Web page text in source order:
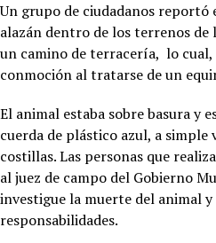
Un grupo de ciudadanos
alazán dentro de los terrenos de
un camino de terracería, lo cual,
conmoción al tratarse de un
El animal estaba sobre basura y
cuerda de plástico azul, a simple
costillas. Las personas que
al juez de campo del Gobierno
investigue la muerte del animal
responsabilidades.